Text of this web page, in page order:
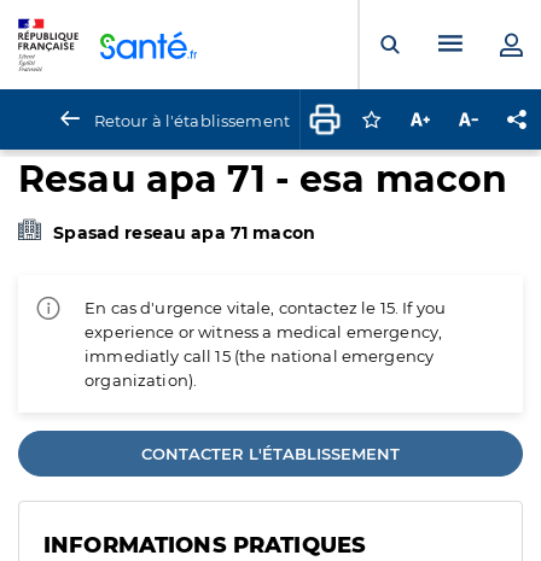
Ouvrir laMenu
Retour à l'établissement Connectez-vous
Augmenter la
Resau apa 71 - esa macon
Spasad reseau apa 71 macon
En cas d'urgence vitale, contactez le 15. If you
experience or witness a medical emergency,
immediatly call 15 (the national emergency
organization).
CONTACTER L'ÉTABLISSEMENT
INFORMATIONS PRATIQUES